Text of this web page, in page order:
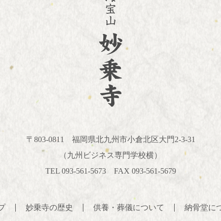
〒803-0811 福岡県北九州市小倉北区大門2-3-31
（九州ビジネス専門学校横）
TEL 093-561-5673 FAX 093-561-5679
妙乗寺の歴史 供養・葬儀について 納骨堂に